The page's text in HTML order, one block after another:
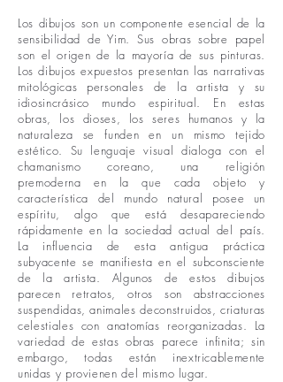
Los dibujos son un componente esencial de la
sensibilidad de Yim. Sus obras sobre papel
son el origen de la mayoría de sus pinturas.
Los dibujos expuestos presentan las narrativas
mitológicas personales de la artista y su
idiosincrásico mundo espiritual. En estas
obras, los dioses, los seres humanos y la
naturaleza se funden en un mismo tejido
estético. Su lenguaje visual dialoga con el
chamanismo coreano, una religión
premoderna en la que cada objeto y
característica del mundo natural posee un
espíritu, algo que está desapareciendo
rápidamente en la sociedad actual del país.
La influencia de esta antigua práctica
subyacente se manifiesta en el subconsciente
de la artista. Algunos de estos dibujos
parecen retratos, otros son abstracciones
suspendidas, animales deconstruidos, criaturas
celestiales con anatomías reorganizadas. La
variedad de estas obras parece infinita; sin
embargo, todas están inextricablemente
unidas y provienen del mismo lugar.